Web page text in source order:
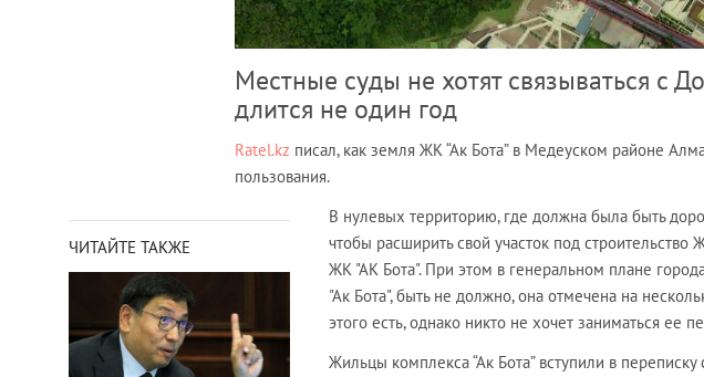
Местные суды не хотят связываться с
длится не один год
Ratel.kz писал, как земля ЖК “Ак Бота” в Медеуском районе
пользования.
ЧИТАЙТЕ ТАКЖЕ
В нулевых территорию, где должна была быть
чтобы расширить свой участок под
ЖК "АК Бота". При этом в генеральном плане
"Ак Бота", быть не должно, она отмечена на
этого есть, однако никто не хочет заниматься ее
Жильцы комплекса “Ак Бота” вступили в